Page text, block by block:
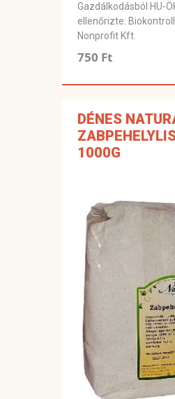
Gazdálkodásból HU-
ellenőrizte:
Nonprofit Kft.
750 Ft
DÉNES
1000G